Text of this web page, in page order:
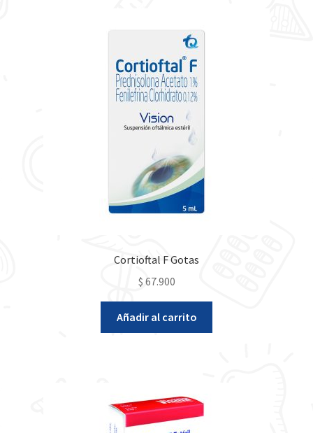
Cortioftal F Gotas
$ 67.900
Añadir al carrito